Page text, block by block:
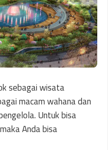
sebagai wisata
macam wahana dan
Untuk bisa
Anda bisa